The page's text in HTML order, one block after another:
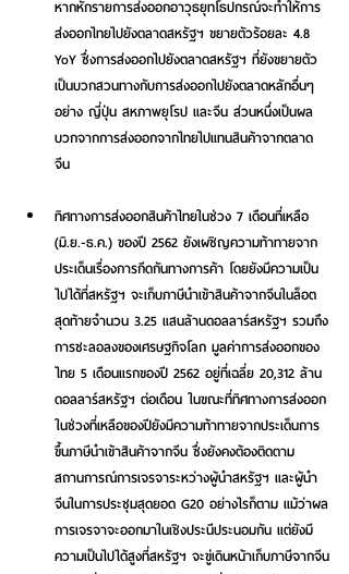
หากหักรายการส่งออกอาวุธยุทโธปกรณ์จะทำให้การ
ส่งออกไทยไปยังตลาดสหรัฐฯ ขยายตัวร้อยละ 4.8
YoY ซึ่งการส่งออกไปยังตลาดสหรัฐฯ ที่ยังขยายตัว
เป็นบวกสวนทางกับการส่งออกไปยังตลาดหลักอื่นๆ
อย่าง ญี่ปุ่น สหภาพยุโรป และจีน ส่วนหนึ่งเป็นผล
บวกจากการส่งออกจากไทยไปแทนสินค้าจากตลาด
จีน
ทิศทางการส่งออกสินค้าไทยในช่วง 7 เดือนที่เหลือ
(มิ.ย.-ธ.ค.) ของปี 2562 ยังเผชิญความท้าทายจาก
ประเด็นเรื่องการกีดกันทางการค้า โดยยังมีความเป็น
ไปได้ที่สหรัฐฯ จะเก็บภาษีนำเข้าสินค้าจากจีนในล็อต
สุดท้ายจำนวน 3.25 แสนล้านดอลลาร์สหรัฐฯ รวมถึง
การชะลอลงของเศรษฐกิจโลก มูลค่าการส่งออกของ
ไทย 5 เดือนแรกของปี 2562 อยู่ที่เฉลี่ย 20,312 ล้าน
ดอลลาร์สหรัฐฯ ต่อเดือน ในขณะที่ทิศทางการส่งออก
ในช่วงที่เหลือของปียังมีความท้าทายจากประเด็นการ
ขึ้นภาษีนำเข้าสินค้าจากจีน ซึ่งยังคงต้องติดตาม
สถานการณ์การเจรจาระหว่างผู้นำสหรัฐฯ และผู้นำ
จีนในการประชุมสุดยอด G20 อย่างไรก็ตาม แม้ว่าผล
การเจรจาจะออกมาในเชิงประนีประนอมกัน แต่ยังมี
ความเป็นไปได้สูงที่สหรัฐฯ จะขู่เดินหน้าเก็บภาษีจากจีน